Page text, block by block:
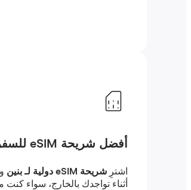
أفضل شريحة eSIM للسفر إلى بنين
اشترِشريحة eSIM دولية لـ بنين
أثناء تواجدك بالخارج، سواء